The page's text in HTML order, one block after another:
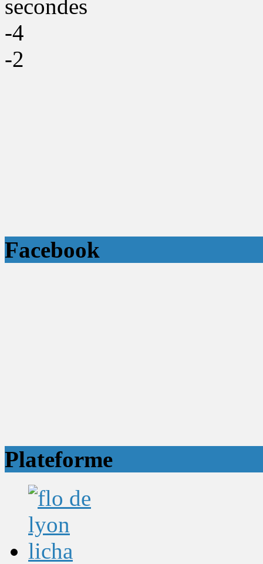
secondes
-4
-2
Facebook
Plateforme